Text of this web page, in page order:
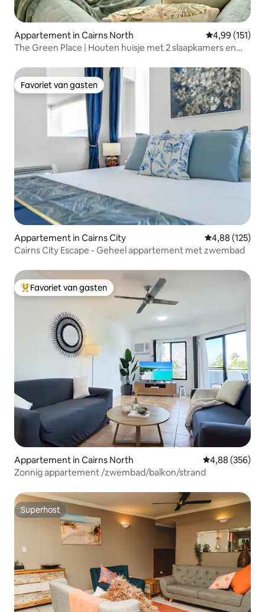
Appartement in Cairns North Gemiddelde
4,99 (151)
The Green Place | Houten huisje met 2 slaapkamers en
Favoriet van gasten
Favoriet van gasten
Appartement in Cairns City Gemiddelde
4,88 (125)
Cairns City Escape - Geheel appartement met zwembad
Topfavoriet van gasten
Favoriet van gasten
Appartement in Cairns North Gemiddelde
4,88 (356)
Zonnig appartement /zwembad/balkon/strand
Superhost
Superhost